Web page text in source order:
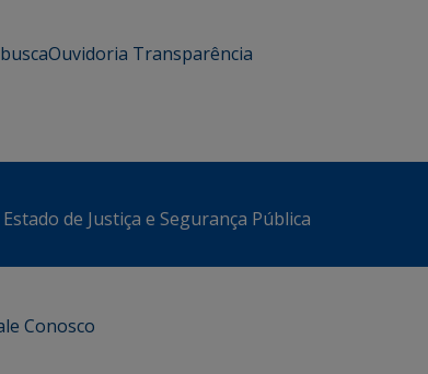
Ouvidoria Transparência
de Justiça e Segurança Pública
Conosco